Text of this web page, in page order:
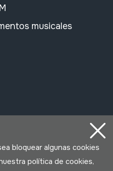
musicales
bloquear algunas cookies
política de cookies,